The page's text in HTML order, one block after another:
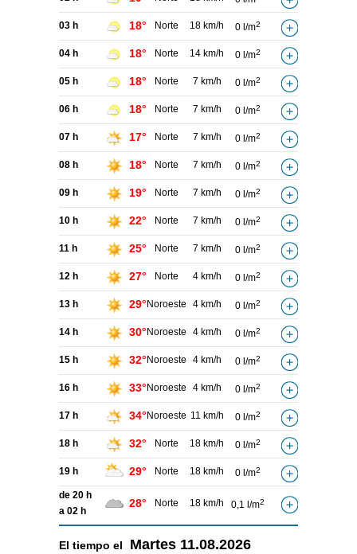
03 h 18° Norte 18 km/h 0 l/m2
04 h 18° Norte 14 km/h 0 l/m2
05 h 18° Norte 7 km/h 0 l/m2
06 h 18° Norte 7 km/h 0 l/m2
07 h 17° Norte 7 km/h 0 l/m2
08 h 18° Norte 7 km/h 0 l/m2
09 h 19° Norte 7 km/h 0 l/m2
10 h 22° Norte 7 km/h 0 l/m2
11 h 25° Norte 7 km/h 0 l/m2
12 h 27° Norte 4 km/h 0 l/m2
13 h 29° Noroeste 4 km/h 0 l/m2
14 h 30° Noroeste 4 km/h 0 l/m2
15 h 32° Noroeste 4 km/h 0 l/m2
16 h 33° Noroeste 4 km/h 0 l/m2
17 h 34° Noroeste 11 km/h 0 l/m2
18 h 32° Norte 18 km/h 0 l/m2
19 h 29° Norte 18 km/h 0 l/m2
de 20 h
a 02 h
28° Norte 18 km/h 0,1 l/m2
El tiempo el Martes 11.08.2026